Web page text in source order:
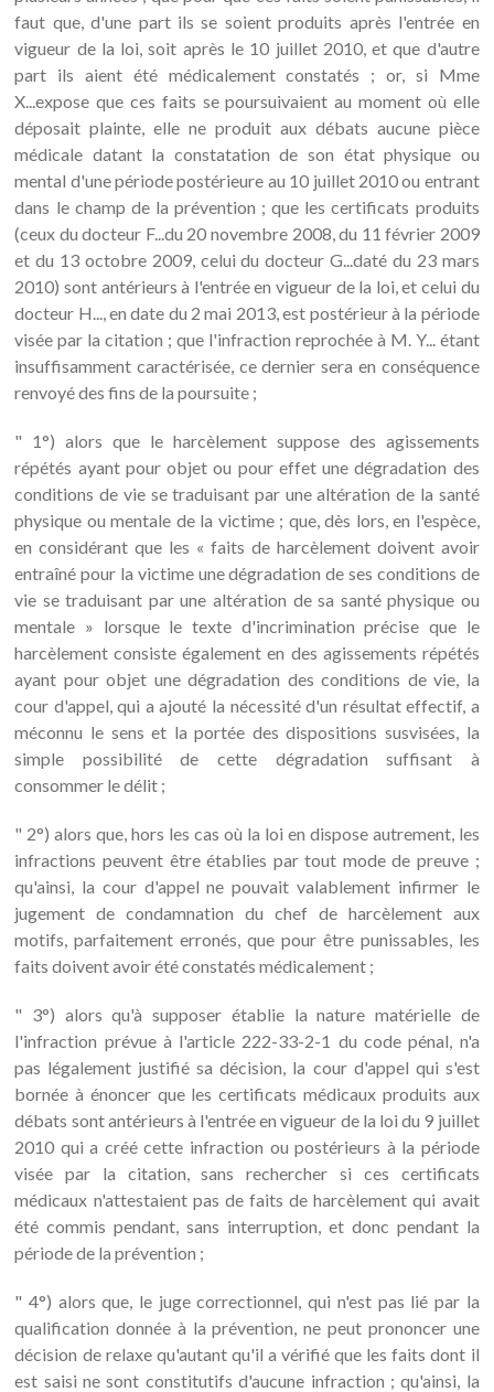
faut que, d'une part ils se soient produits après l'entrée en
vigueur de la loi, soit après le 10 juillet 2010, et que d'autre
part ils aient été médicalement constatés ; or, si Mme
X...expose que ces faits se poursuivaient au moment où elle
déposait plainte, elle ne produit aux débats aucune pièce
médicale datant la constatation de son état physique ou
mental d'une période postérieure au 10 juillet 2010 ou entrant
dans le champ de la prévention ; que les certificats produits
(ceux du docteur F...du 20 novembre 2008, du 11 février 2009
et du 13 octobre 2009, celui du docteur G...daté du 23 mars
2010) sont antérieurs à l'entrée en vigueur de la loi, et celui du
docteur H..., en date du 2 mai 2013, est postérieur à la période
visée par la citation ; que l'infraction reprochée à M. Y... étant
insuffisamment caractérisée, ce dernier sera en conséquence
renvoyé des fins de la poursuite ;
" 1°) alors que le harcèlement suppose des agissements
répétés ayant pour objet ou pour effet une dégradation des
conditions de vie se traduisant par une altération de la santé
physique ou mentale de la victime ; que, dès lors, en l'espèce,
en considérant que les « faits de harcèlement doivent avoir
entraîné pour la victime une dégradation de ses conditions de
vie se traduisant par une altération de sa santé physique ou
mentale » lorsque le texte d'incrimination précise que le
harcèlement consiste également en des agissements répétés
ayant pour objet une dégradation des conditions de vie, la
cour d'appel, qui a ajouté la nécessité d'un résultat effectif, a
méconnu le sens et la portée des dispositions susvisées, la
simple possibilité de cette dégradation suffisant à
consommer le délit ;
" 2°) alors que, hors les cas où la loi en dispose autrement, les
infractions peuvent être établies par tout mode de preuve ;
qu'ainsi, la cour d'appel ne pouvait valablement infirmer le
jugement de condamnation du chef de harcèlement aux
motifs, parfaitement erronés, que pour être punissables, les
faits doivent avoir été constatés médicalement ;
" 3°) alors qu'à supposer établie la nature matérielle de
l'infraction prévue à l'article 222-33-2-1 du code pénal, n'a
pas légalement justifié sa décision, la cour d'appel qui s'est
bornée à énoncer que les certificats médicaux produits aux
débats sont antérieurs à l'entrée en vigueur de la loi du 9 juillet
2010 qui a créé cette infraction ou postérieurs à la période
visée par la citation, sans rechercher si ces certificats
médicaux n'attestaient pas de faits de harcèlement qui avait
été commis pendant, sans interruption, et donc pendant la
période de la prévention ;
" 4°) alors que, le juge correctionnel, qui n'est pas lié par la
qualification donnée à la prévention, ne peut prononcer une
décision de relaxe qu'autant qu'il a vérifié que les faits dont il
est saisi ne sont constitutifs d'aucune infraction ; qu'ainsi, la